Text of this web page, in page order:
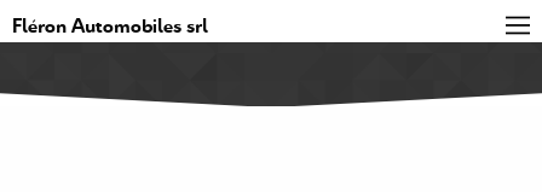
Fléron Automobiles srl
ACCUEIL
PRÉSENTATION
SERVICES
OCCASIONS
CONTACT